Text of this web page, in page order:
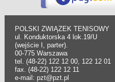
POLSKI ZWIĄZEK TENISOWY
ul. Konduktorska 4 lok.19/U
(wejście I, parter).
00-775 Warszawa
tel. (48-22) 122 12 00, 122 12 01
fax. (48-22) 122 12 11
e-mail: pzt@pzt.pl